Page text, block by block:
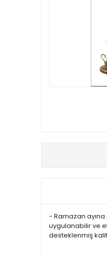
- Ramazan
uygulanabilir ve
desteklenmiş